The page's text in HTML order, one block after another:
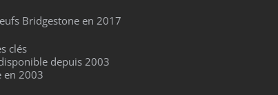
Bridgestone en 2017
clés
depuis 2003
en 2003